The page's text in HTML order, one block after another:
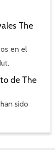
The
en el
de The
sido